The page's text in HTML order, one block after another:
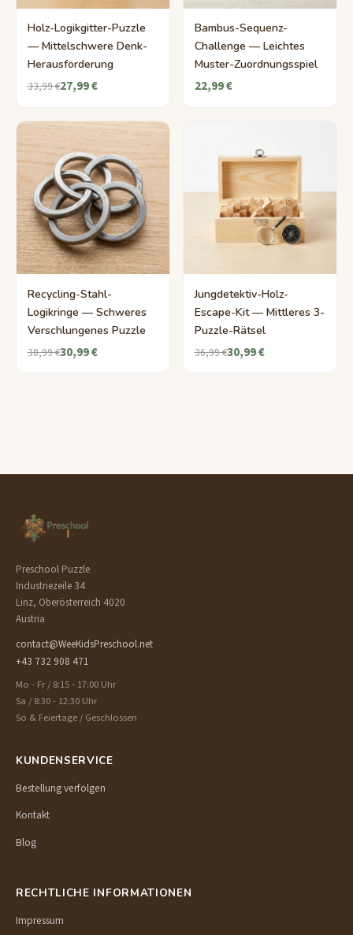
Holz-Logikgitter-Puzzle
— Mittelschwere Denk-
Herausforderung
33,99 €27,99 €
Bambus-Sequenz-
Challenge — Leichtes
Muster-Zuordnungsspiel
22,99 €
Recycling-Stahl-
Logikringe — Schweres
Verschlungenes Puzzle
38,99 €30,99 €
Jungdetektiv-Holz-
Escape-Kit — Mittleres 3-
Puzzle-Rätsel
36,99 €30,99 €
Preschool Puzzle
Industriezeile 34
Linz, Oberösterreich 4020
Austria
contact@WeeKidsPreschool.net
+43 732 908 471
Mo - Fr / 8:15 - 17:00 Uhr
Sa / 8:30 - 12:30 Uhr
So & Feiertage / Geschlossen
KUNDENSERVICE
Bestellung verfolgen
Kontakt
Blog
RECHTLICHE INFORMATIONEN
Impressum